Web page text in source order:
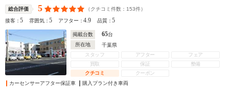
総合評価 5 （クチコミ件数： 153件）
接客：5 雰囲気：5 アフター：4.9 品質：5
掲載台数 65台
所在地
千葉県
スタッフ
アフター
フェア
買取
保証
整備
クチコミ
クーポン
カーセンサーアフター保証車
購入プラン付き車両